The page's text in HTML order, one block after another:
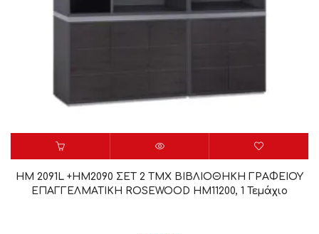
HM 2091L +HM2090 ΣΕΤ 2 ΤΜΧ ΒΙΒΛΙΟΘΗΚΗ ΓΡΑΦΕΙΟΥ
ΕΠΑΓΓΕΛΜΑΤΙΚΗ ROSEWOOD HM11200, 1 Τεμάχιο